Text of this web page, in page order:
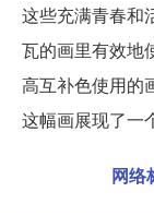
这些充满青春和
瓦的画里有效地
高互补色使用的
这幅画展现了一
网络